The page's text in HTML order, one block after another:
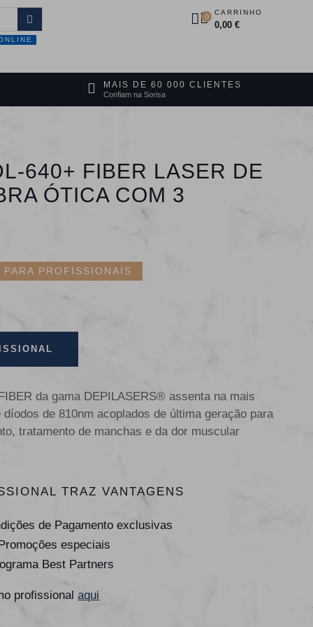
0 CARRINHO
0,00 €
MAIS DE 60 000 CLIENTES
Confiam na Sorisa
640+ FIBER LASER DE
ÓTICA COM 3
PROFISSIONAIS
da gama DEPILASERS® assenta na mais
de 810nm acoplados de última geração para
tratamento de manchas e da dor muscular
TRAZ VANTAGENS
de Pagamento exclusivas
especiais
Best Partners
profissionalaqui